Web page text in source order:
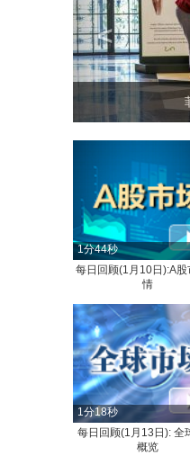
<
1分44秒
每日回顾(1月10日):A股
情
1分18秒
每日回顾(1月13日): 全
概览